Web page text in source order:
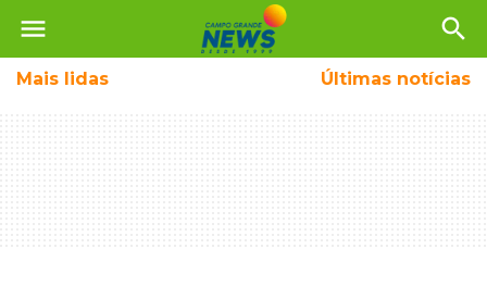
menu search
Mais lidas Últimas notícias